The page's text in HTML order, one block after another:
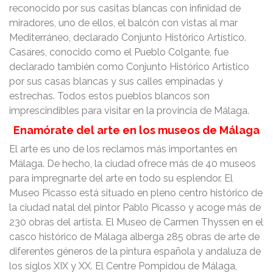
reconocido por sus casitas blancas con infinidad de
miradores, uno de ellos, el balcón con vistas al mar
Mediterráneo, declarado Conjunto Histórico Artístico.
Casares, conocido como el Pueblo Colgante, fue
declarado también como Conjunto Histórico Artístico
por sus casas blancas y sus calles empinadas y
estrechas. Todos estos pueblos blancos son
imprescindibles para visitar en la provincia de Málaga.
Enamórate del arte en los museos de Málaga
El arte es uno de los reclamos más importantes en
Málaga. De hecho, la ciudad ofrece más de 40 museos
para impregnarte del arte en todo su esplendor. El
Museo Picasso está situado en pleno centro histórico de
la ciudad natal del pintor Pablo Picasso y acoge más de
230 obras del artista. El Museo de Carmen Thyssen en el
casco histórico de Málaga alberga 285 obras de arte de
diferentes géneros de la pintura española y andaluza de
los siglos XIX y XX. El Centre Pompidou de Málaga,